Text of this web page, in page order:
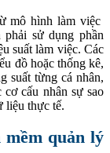
mô hình làm việc
sử dụng phần
suất làm việc. Các
đồ hoặc thống kê,
suất từng cá nhân,
cấu nhân sự sao
liệu thực tế.
mềm quản lý